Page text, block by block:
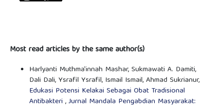
Most read articles by the same author(s)
Harlyanti Muthma'innah Mashar, Sukmawati A. Damiti,
Dali Dali, Ysrafil Ysrafil, Ismail Ismail, Ahmad Sukrianur,
Edukasi Potensi Kelakai Sebagai Obat Tradisional
Antibakteri ,Jurnal Mandala Pengabdian Masyarakat: